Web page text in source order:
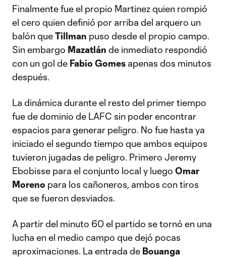
Finalmente fue el propio Martinez quien rompió
el cero quien definió por arriba del arquero un
balón queTillman puso desde el propio campo.
Sin embargo Mazatlán de inmediato respondió
con un gol de Fabio Gomes apenas dos minutos
después.
La dinámica durante el resto del primer tiempo
fue de dominio de LAFC sin poder encontrar
espacios para generar peligro. No fue hasta ya
iniciado el segundo tiempo que ambos equipos
tuvieron jugadas de peligro. Primero Jeremy
Ebobisse para el conjunto local y luego Omar
Moreno para los cañoneros, ambos con tiros
que se fueron desviados.
A partir del minuto 60 el partido se tornó en una
lucha en el medio campo que dejó pocas
aproximaciones. La entrada de Bouanga